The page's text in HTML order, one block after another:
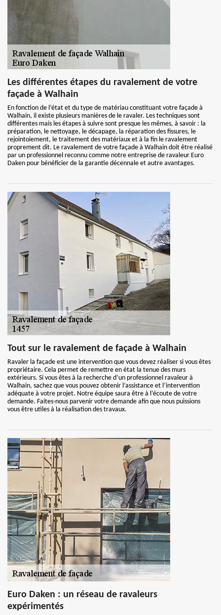
Les différentes étapes du ravalement de votre
façade à Walhain
En fonction de l’état et du type de matériau constituant votre façade à
Walhain, il existe plusieurs manières de le ravaler. Les techniques sont
différentes mais les étapes à suivre sont presque les mêmes, à savoir : la
préparation, le nettoyage, le décapage, la réparation des fissures, le
rejointoiement, le traitement des matériaux et à la fin le ravalement
proprement dit. Le ravalement de votre façade à Walhain doit être réalisé
par un professionnel reconnu comme notre entreprise de ravaleur Euro
Daken pour bénéficier de la garantie décennale et autre avantages.
Tout sur le ravalement de façade à Walhain
Ravaler la façade est une intervention que vous devez réaliser si vous êtes
propriétaire. Cela permet de remettre en état la tenue des murs
extérieurs. Si vous êtes à la recherche d’un professionnel ravaleur à
Walhain, sachez que vous pouvez obtenir l’assistance et l’intervention
adéquate à votre projet. Notre équipe saura être à l’écoute de votre
demande. Faites-nous parvenir votre demande afin que nous puissions
vous être utiles à la réalisation des travaux.
Euro Daken : un réseau de ravaleurs
expérimentés